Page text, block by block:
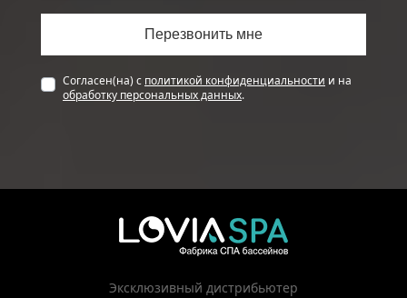
Согласен(на) с политикой конфиденциальности и на
обработку персональных данных.
Эксклюзивный дистрибьютер